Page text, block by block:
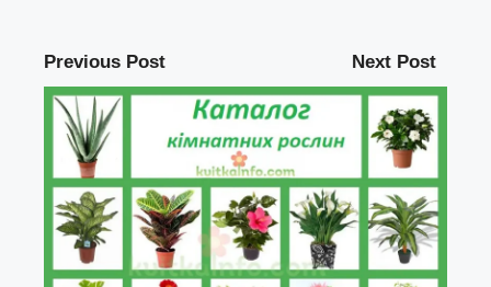
Previous Post Next Post